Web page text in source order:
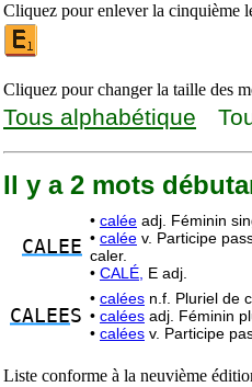
Cliquez pour enlever la cinquième
Cliquez pour changer la taille des
Tous alphabétique
Il y a 2 mots
CALEE
• calée adj. Féminin
• calée v. Participe
caler.
• CALÉ, E adj.
CALEES
• calées n.f. Pluriel de
• calées adj. Féminin
• calées v. Participe
Liste conforme à la neuvième